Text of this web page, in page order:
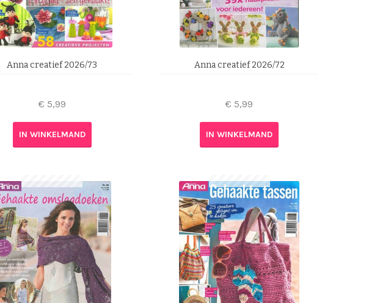
Anna creatief 2026/73
€ 5,99
IN WINKELMAND
Anna creatief 2026/72
€ 5,99
IN WINKELMAND